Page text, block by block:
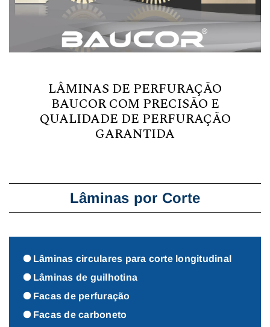
LÂMINAS DE PERFURAÇÃO
BAUCOR COM PRECISÃO E
QUALIDADE DE PERFURAÇÃO
GARANTIDA
Lâminas por Corte
Lâminas circulares para corte longitudinal
Lâminas de guilhotina
Facas de perfuração
Facas de carboneto